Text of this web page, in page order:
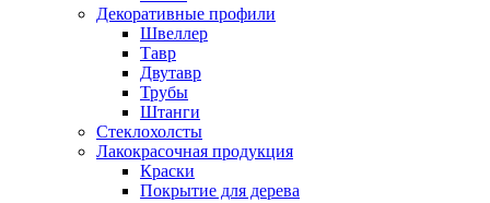
Декоративные профили
Швеллер
Тавр
Двутавр
Трубы
Штанги
Стеклохолсты
Лакокрасочная продукция
Краски
Покрытие для дерева